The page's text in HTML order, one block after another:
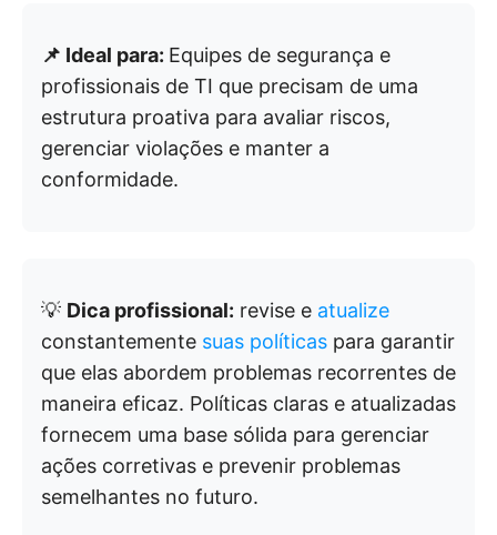
📌 Ideal para: Equipes de segurança e
profissionais de TI que precisam de uma
estrutura proativa para avaliar riscos,
gerenciar violações e manter a
conformidade.
💡 Dica profissional: revise e atualize
constantemente suas políticas para garantir
que elas abordem problemas recorrentes de
maneira eficaz. Políticas claras e atualizadas
fornecem uma base sólida para gerenciar
ações corretivas e prevenir problemas
semelhantes no futuro.